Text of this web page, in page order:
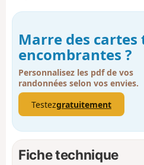
Marre des cartes
encombrantes ?
Personnalisez les pdf de vos
randonnées selon vos envies.
Testezgratuitement
Fiche technique